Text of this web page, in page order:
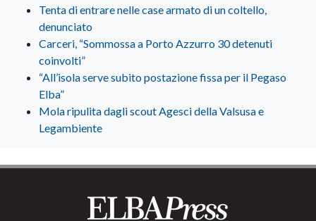
Tenta di entrare nelle case armato di un coltello,
denunciato
Carceri, “Sommossa a Porto Azzurro 30 detenuti
coinvolti”
“All’isola serve subito postazione fissa per il Pegaso
Elba”
Mola ripulita dagli scout Agesci della Valsusa e
Legambiente